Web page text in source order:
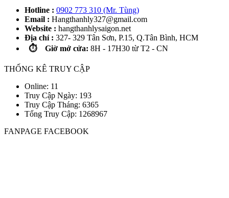
Hotline : 0902 773 310 (Mr. Tùng)
Email : Hangthanhly327@gmail.com
Website : hangthanhlysaigon.net
Địa chỉ : 327- 329 Tân Sơn, P.15, Q.Tân Bình, HCM
⏱️ Giờ mở cửa: 8H - 17H30 từ T2 - CN
THỐNG KÊ TRUY CẬP
Online: 11
Truy Cập Ngày: 193
Truy Cập Tháng: 6365
Tổng Truy Cập: 1 268967
FANPAGE FACEBOOK